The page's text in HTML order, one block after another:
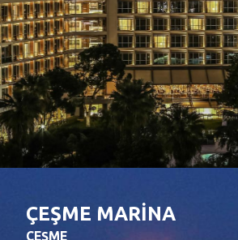
ÇEŞME MARİNA
ÇEŞME